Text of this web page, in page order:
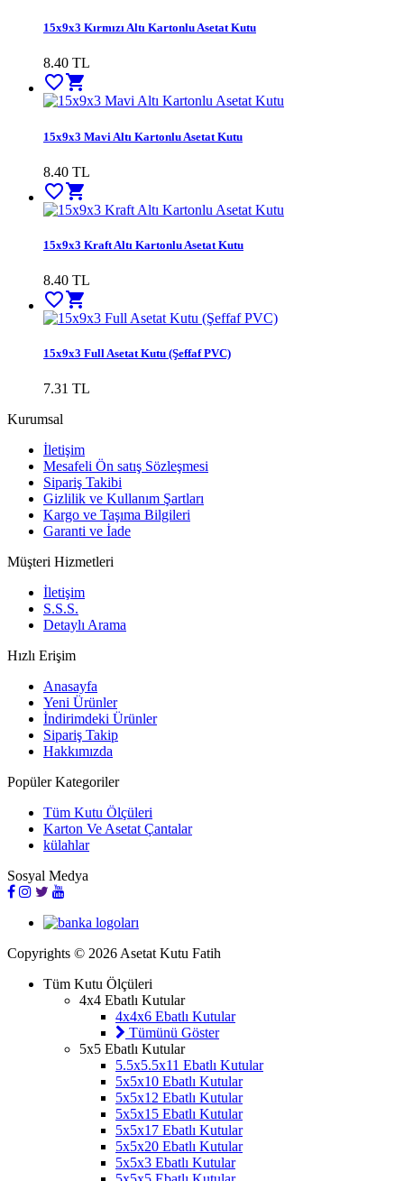
15x9x3 Kırmızı Altı Kartonlu Asetat Kutu
8.40 TL
favorite_bordershopping_cart
15x9x3 Mavi Altı Kartonlu Asetat Kutu
8.40 TL
favorite_bordershopping_cart
15x9x3 Kraft Altı Kartonlu Asetat Kutu
8.40 TL
favorite_bordershopping_cart
15x9x3 Full Asetat Kutu (Şeffaf PVC)
7.31 TL
Kurumsal
İletişim
Mesafeli Ön satış Sözleşmesi
Sipariş Takibi
Gizlilik ve Kullanım Şartları
Kargo ve Taşıma Bilgileri
Garanti ve İade
Müşteri Hizmetleri
İletişim
S.S.S.
Detaylı Arama
Hızlı Erişim
Anasayfa
Yeni Ürünler
İndirimdeki Ürünler
Sipariş Takip
Hakkımızda
Popüler Kategoriler
Tüm Kutu Ölçüleri
Karton Ve Asetat Çantalar
külahlar
Sosyal Medya
Copyrights © 2026 Asetat Kutu Fatih
Tüm Kutu Ölçüleri
4x4 Ebatlı Kutular
4x4x6 Ebatlı Kutular
Tümünü Göster
5x5 Ebatlı Kutular
5.5x5.5x11 Ebatlı Kutular
5x5x10 Ebatlı Kutular
5x5x12 Ebatlı Kutular
5x5x15 Ebatlı Kutular
5x5x17 Ebatlı Kutular
5x5x20 Ebatlı Kutular
5x5x3 Ebatlı Kutular